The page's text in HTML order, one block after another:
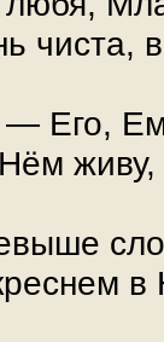
чиста,
Его,
живу,